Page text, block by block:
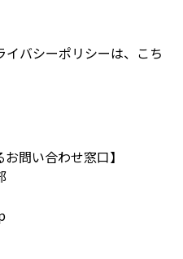
バシーポリシーは、こち
問い合わせ窓口】